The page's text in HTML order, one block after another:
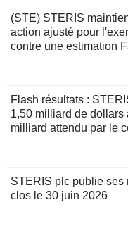
(STE) STERIS
action ajusté pour
contre une estimation
Flash résultats :
1,50 milliard de dollars
milliard attendu par le
STERIS plc publie ses
clos le 30 juin 2026